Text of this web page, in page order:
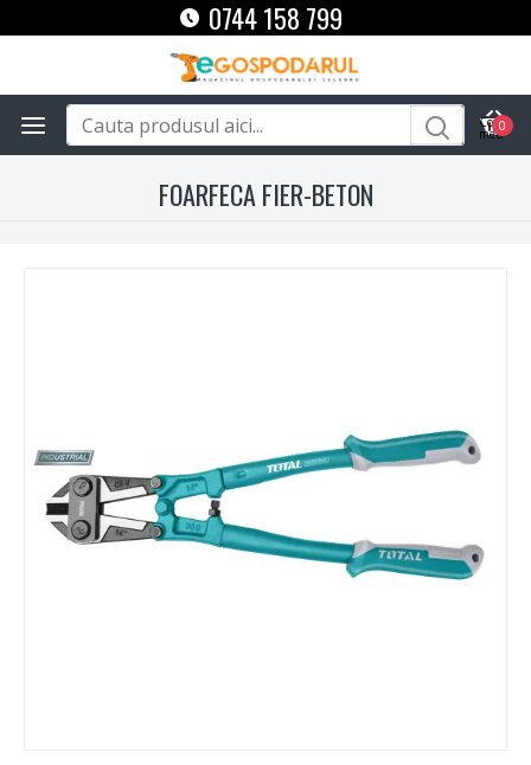
0744 158 799
0
FOARFECA FIER-BETON